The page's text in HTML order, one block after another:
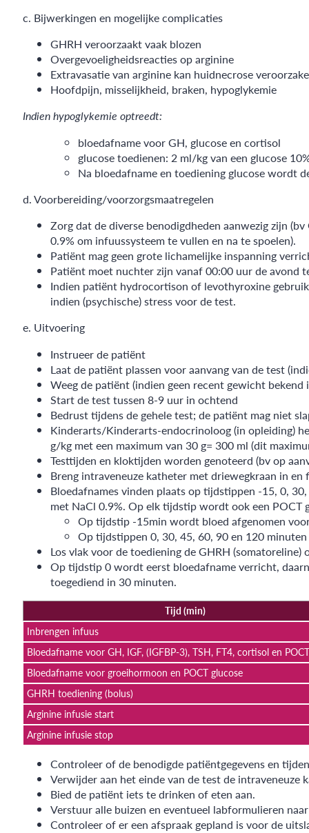
c. Bijwerkingen en mogelijke complicaties
GHRH veroorzaakt vaak blozen
Overgevoeligheidsreacties op arginine
Extravasatie van arginine kan huidnecrose
Hoofdpijn, misselijkheid, braken, hypoglykemie
Indien hypoglykemie optreedt:
bloedafname voor GH, glucose en cortisol
glucose toedienen: 2 ml/kg van een glucose
Na bloedafname en toediening glucose wordt
d. Voorbereiding/voorzorgsmaatregelen
Zorg dat de diverse benodigdheden aanwezig zijn
0.9% om infuussysteem te vullen en na te spoelen).
Patiënt mag geen grote lichamelijke inspanning
Patiënt moet nuchter zijn vanaf 00:00 uur de avond
Indien patiënt hydrocortison of levothyroxine
indien (psychische) stress voor de test.
e. Uitvoering
Instrueer de patiënt
Laat de patiënt plassen voor aanvang van de test
Weeg de patiënt (indien geen recent gewicht bekend
Start de test tussen 8-9 uur in ochtend
Bedrust tijdens de gehele test; de patiënt mag niet
Kinderarts/Kinderarts-endocrinoloog (in opleiding)
g/kg met een maximum van 30 g= 300 ml (dit
Testtijden en kloktijden worden genoteerd (bv op
Breng intraveneuze katheter met driewegkraan in en
Bloedafnames vinden plaats op tijdstippen -15, 0,
met NaCl 0.9%. Op elk tijdstip wordt ook een POCT
Op tijdstip -15min wordt bloed afgenomen
Op tijdstippen 0, 30, 45, 60, 90 en 120
Los vlak voor de toediening de GHRH
Op tijdstip 0 wordt eerst bloedafname verricht,
toegediend in 30 minuten.
Tijd (min)
Inbrengen infuus
Bloedafname voor GH, IGF, (IGFBP-3), TSH, FT4, cortisol en
Bloedafname voor groeihormoon en POCT glucose
GHRH toediening (bolus)
Arginine infusie start
Arginine infusie stop
Controleer of de benodigde patiëntgegevens en
Verwijder aan het einde van de test de intraveneuze
Bied de patiënt iets te drinken of eten aan.
Verstuur alle buizen en eventueel labformulieren
Controleer of er een afspraak gepland is voor de